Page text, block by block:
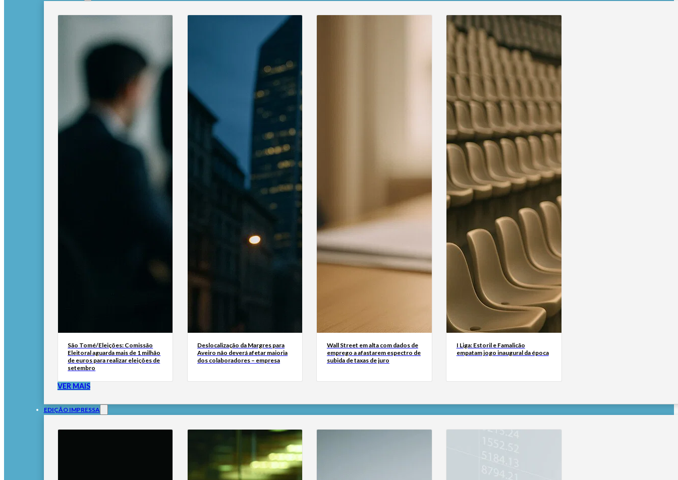
São Tomé/Eleições: Comissão
Eleitoral aguarda mais de 1 milhão
de euros para realizar eleições de
setembro
Deslocalização da Margres para
Aveiro não deverá afetar maioria
dos colaboradores – empresa
Wall Street em alta com dados de
emprego a afastarem espectro de
subida de taxas de juro
I Liga: Estoril e Famalicão
empatam jogo inaugural da época
VER MAIS
EDIÇÃO IMPRESSA